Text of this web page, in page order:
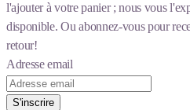
l'ajouter à votre panier ; nous vous
disponible. Ou abonnez-vous pour
retour!
Adresse email
S'inscrire